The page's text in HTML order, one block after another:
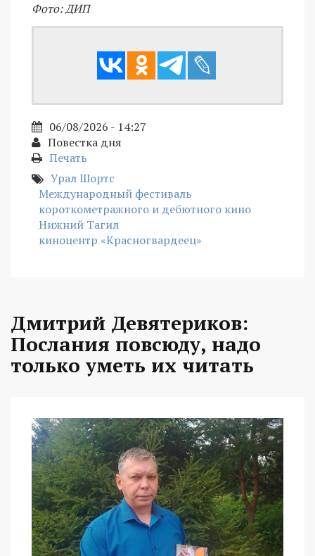
Фото: ДИП
06/08/2026 - 14:27
Повестка дня
Печать
Урал Шортс
Международный фестиваль
короткометражного и дебютного кино
Нижний Тагил
киноцентр «Красногвардеец»
Дмитрий Девятериков:
Послания повсюду, надо
только уметь их читать